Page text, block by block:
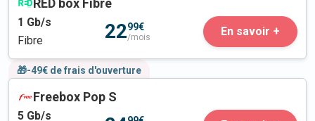
RED box Fibre
1 Gb/s
Fibre
2299€
/mois En savoir +
🎁-49€ de frais d'ouverture
Freebox Pop S
5 Gb/s